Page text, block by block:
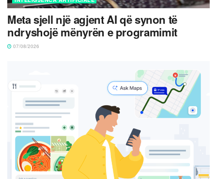
Meta sjell një agjent AI që synon të
ndryshojë mënyrën e programimit
07/08/2026